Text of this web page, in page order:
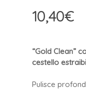
10,40€
“Gold Clean”
cestello
Pulisce